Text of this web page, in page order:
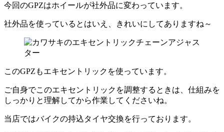
今回のGPZはホイールが社外品に変わっています。
社外品を使っているとはいえ、きれいにしてありますね～
このGPZもエキセントリックを使っています。
ご自身でこのエキセントリックを調整するときは、仕組みを
しっかりと理解してから作業してくださいね。
当店ではバイクの持込タイヤ交換を行っております。